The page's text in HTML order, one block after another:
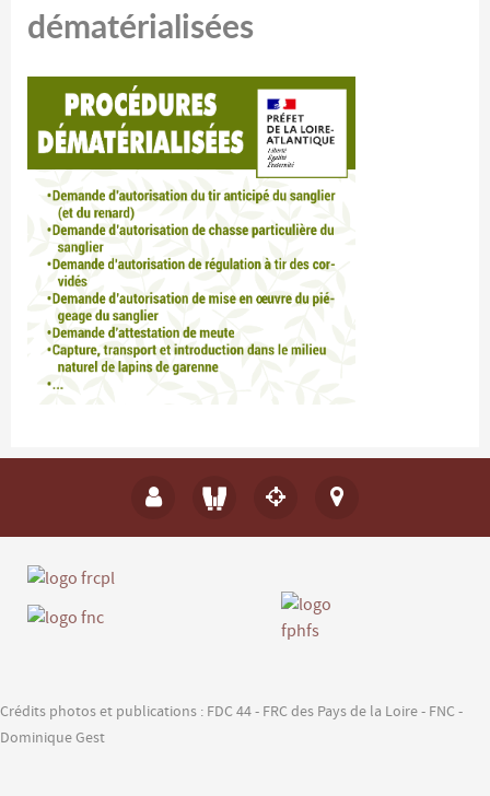
dématérialisées
Crédits photos et publications : FDC 44 - FRC des Pays de la Loire - FNC -
Dominique Gest